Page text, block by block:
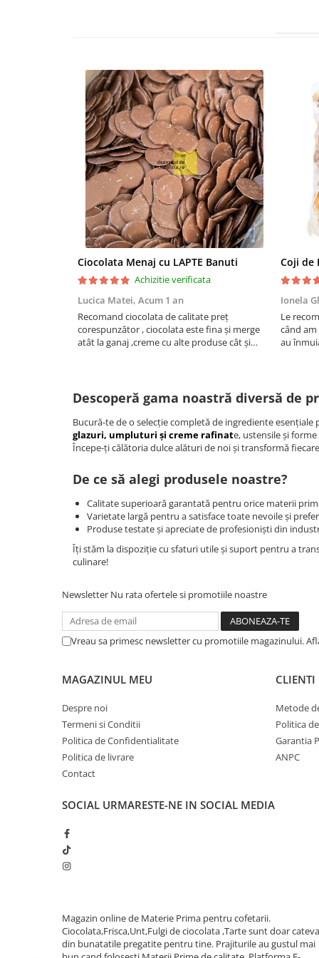
Ciocolata Menaj cu LAPTE Banuti
Achizitie verificata
Lucica Matei, Acum 1 an
Recomand ciocolata de calitate preț
corespunzător , ciocolata este fina și merge
atât la ganaj ,creme cu alte produse cât și
Coji de
Ionela
Le
când
au
Descoperă gama noastră diversă de
Bucură-te de o selecție completă de ingrediente
glazuri, umpluturi și creme rafinate, ustensile și
Începe-ți călătoria dulce alături de noi și transformă
De ce să alegi produsele noastre?
Calitate superioară garantată pentru orice materii
Varietate largă pentru a satisface toate nevoile și
Produse testate și apreciate de profesioniști din
Îți stăm la dispoziție cu sfaturi utile și suport pentru a
culinare!
Newsletter Nu rata ofertele si promotiile noastre
Vreau sa primesc newsletter cu promotiile magazinului.
MAGAZINUL MEU
Despre noi
Termeni si Conditii
Politica de Confidentialitate
Politica de livrare
Contact
CLIENTI
Metode
Politica
Garantia
ANPC
SOCIAL URMARESTE-NE IN SOCIAL MEDIA
Magazin online de Materie Prima pentru cofetarii.
Ciocolata,Frisca,Unt,Fulgi de ciocolata ,Tarte sunt doar cateva
din bunatatile pregatite pentru tine. Prajiturile au gustul mai